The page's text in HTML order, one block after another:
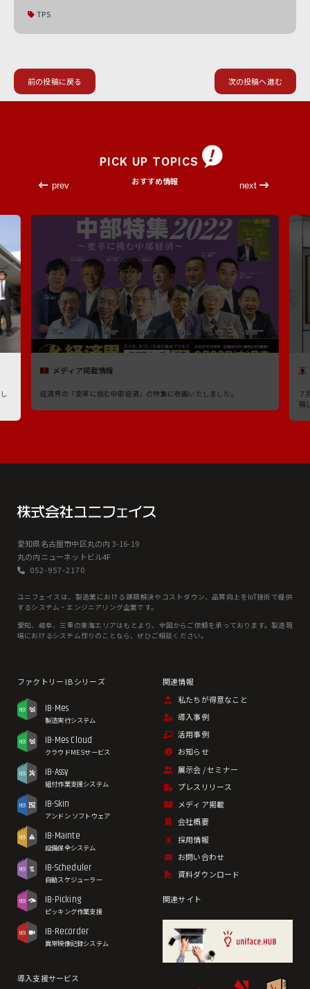
TPS
前の投稿に戻る 次の投稿へ進む
PICK UP TOPICS
おすすめ情報
prev next
メディア掲載情報
経済界の「変革に挑む中部経済」の特集に参画いたしました。
７
稿
愛知県名古屋市中区丸の内 3-16-19
丸の内ニューネットビル4F
052-957-2170
ユニフェイスは、製造業における課題解決やコストダウン、品質向上をIoT技術で提供
するシステム・エンジニアリング企業です。
愛知、岐⾩、三重の東海エリアはもとより、全国からご依頼を承っております。製造現
場におけるシステム作りのことなら、ぜひご相談ください。
IB-Mes
製造実行システム
IB-Mes Cloud
クラウドMESサービス
IB-Assy
組付作業支援システム
IB-Skin
アンドン ソフトウェア
IB-Mainte
設備保全システム
IB-Scheduler
自動スケジューラー
IB-Picking
ピッキング作業支援
IB-Recorder
異常映像記録システム
導入支援サービス
私たちが得意なこと
導入事例
活用事例
お知らせ
展示会 / セミナー
プレスリリース
メディア掲載
会社概要
採用情報
お問い合わせ
資料ダウンロード
関連サイト